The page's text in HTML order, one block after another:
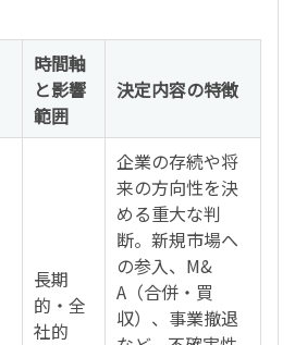
時間軸
と影響
範囲
決定内容の特徴
長期
的・全
社的
企業の存続や将
来の方向性を決
める重大な判
断。新規市場へ
の参入、M&
A（合併・買
収）、事業撤退